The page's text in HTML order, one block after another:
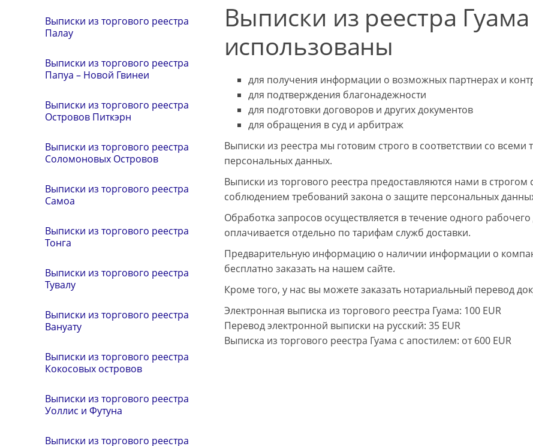
Выписки из торгового реестра
Палау
Выписки из торгового реестра
Папуа – Новой Гвинеи
Выписки из торгового реестра
Островов Питкэрн
Выписки из торгового реестра
Соломоновых Островов
Выписки из торгового реестра
Самоа
Выписки из торгового реестра
Тонга
Выписки из торгового реестра
Тувалу
Выписки из торгового реестра
Вануату
Выписки из торгового реестра
Кокосовых островов
Выписки из торгового реестра
Уоллис и Футуна
Выписки из торгового реестра
Выписки из реестра
использованы
для получения информации о возможных партнерах и
для подтверждения благонадежности
для подготовки договоров и других документов
для обращения в суд и арбитраж
Выписки из реестра мы готовим строго в соответствии со
персональных данных.
Выписки из торгового реестра предоставляются нами в строгом
соблюдением требований закона о защите персональных
Обработка запросов осуществляется в течение одного рабочего
оплачивается отдельно по тарифам служб доставки.
Предварительную информацию о наличии информации о
бесплатно заказать на нашем сайте.
Кроме того, у нас вы можете заказать нотариальный перевод
Электронная выписка из торгового реестра Гуама: 100 EUR
Перевод электронной выписки на русский: 35 EUR
Выписка из торгового реестра Гуама с апостилем: от 600 EUR